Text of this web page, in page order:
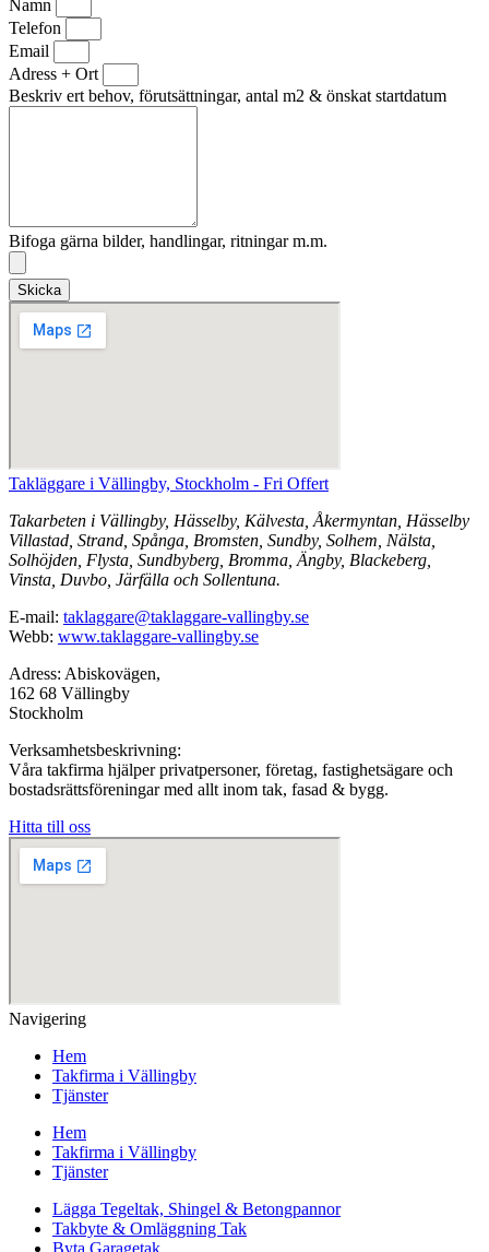
Namn
Telefon
Email
Adress + Ort
Beskriv ert behov, förutsättningar, antal m2 & önskat startdatum
Bifoga gärna bilder, handlingar, ritningar m.m.
Skicka
Takläggare i Vällingby, Stockholm - Fri Offert
Takarbeten i Vällingby, Hässelby, Kälvesta, Åkermyntan, Hässelby
Villastad, Strand, Spånga, Bromsten, Sundby, Solhem, Nälsta,
Solhöjden, Flysta, Sundbyberg, Bromma, Ängby, Blackeberg,
Vinsta, Duvbo, Järfälla och Sollentuna.
E-mail: taklaggare@taklaggare-vallingby.se
Webb: www.taklaggare-vallingby.se
Adress: Abiskovägen,
162 68 Vällingby
Stockholm
Verksamhetsbeskrivning:
Våra takfirma hjälper privatpersoner, företag, fastighetsägare och
bostadsrättsföreningar med allt inom tak, fasad & bygg.
Hitta till oss
Navigering
Hem
Takfirma i Vällingby
Tjänster
Hem
Takfirma i Vällingby
Tjänster
Lägga Tegeltak, Shingel & Betongpannor
Takbyte & Omläggning Tak
Byta Garagetak